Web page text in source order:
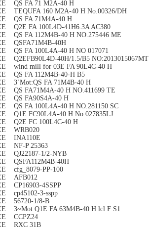
QS FA 71 M2A-40 H
TEQUFA 160 M2A-40 H No.00326/DH
QS FA 71M4A-40 H
Q2E FA 100L4D-41H6.3A AC380
QS FA 112M4B-40 H NO.275446 ME
QSFA71M4B-40H
QS FA 100L4A-40 H NO 017071
Q2EFB90L4D-40H/1.5/B5 NO:2013015067MT
wind mill for 03E FA 90L4C-40 H
QS FA 112M4B-40-H B5
3`Mot:QS FA 71M4B-40 H
QS FA71M4A-40 H NO.411699 TE
QS FA90S4A-40 H
QS FA 100L4A-40 H NO.281150 SC
Q1E FC90L4A-40 H No.027835LJ
Q2E FC 100L4C-40 H
WRB020
INA110E
NF-P 25363
QJ22187-1/2-NYB
QSFA112M4B-40H
cfg_8079-PP-100
AFB012
CP16903-4SSPP
cp45102-3-sspp
56720-1/8-B
3~Mot Q1E FA 63M4B-40 H lcl F S1
CCPZ24
RXC 31B